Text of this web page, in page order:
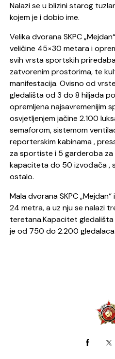
Nalazi se u blizini starog
kojem je i dobio ime.
Velika dvorana SKPC
veličine 45×30 metara i
svih vrsta sportskih
zatvorenim prostorima, te
manifestacija. Ovisno od
gledališta od 3 do 8 hiljada
opremljena najsavremenijim
osvjetljenjem jačine 2.100
semaforom, sistemom
reporterskim kabinama ,
za sportiste i 5 garderoba
kapaciteta do 50 izvođača ,
ostalo.
Mala dvorana SKPC
24 metra, a uz nju se nalazi
teretana.Kapacitet
je od 750 do 2.200 gledalaca.